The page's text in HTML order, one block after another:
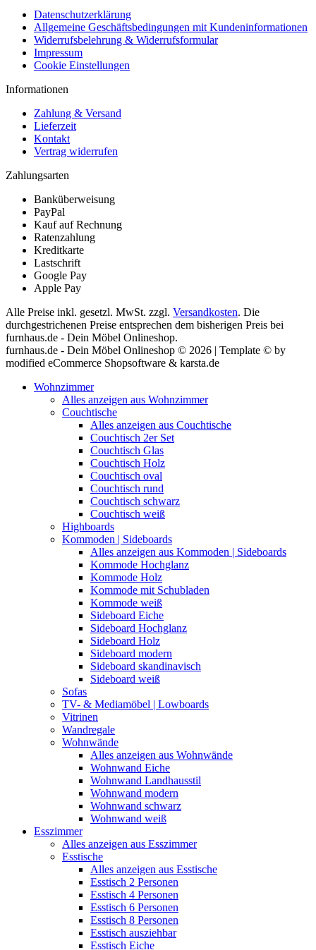
Datenschutzerklärung
Allgemeine Geschäftsbedingungen mit Kundeninformationen
Widerrufsbelehrung & Widerrufsformular
Impressum
Cookie Einstellungen
Informationen
Zahlung & Versand
Lieferzeit
Kontakt
Vertrag widerrufen
Zahlungsarten
Banküberweisung
PayPal
Kauf auf Rechnung
Ratenzahlung
Kreditkarte
Lastschrift
Google Pay
Apple Pay
Alle Preise inkl. gesetzl. MwSt. zzgl. Versandkosten. Die
durchgestrichenen Preise entsprechen dem bisherigen Preis bei
furnhaus.de - Dein Möbel Onlineshop.
furnhaus.de - Dein Möbel Onlineshop © 2026 | Template © by
modified eCommerce Shopsoftware & karsta.de
Wohnzimmer
Alles anzeigen aus Wohnzimmer
Couchtische
Alles anzeigen aus Couchtische
Couchtisch 2er Set
Couchtisch Glas
Couchtisch Holz
Couchtisch oval
Couchtisch rund
Couchtisch schwarz
Couchtisch weiß
Highboards
Kommoden | Sideboards
Alles anzeigen aus Kommoden | Sideboards
Kommode Hochglanz
Kommode Holz
Kommode mit Schubladen
Kommode weiß
Sideboard Eiche
Sideboard Hochglanz
Sideboard Holz
Sideboard modern
Sideboard skandinavisch
Sideboard weiß
Sofas
TV- & Mediamöbel | Lowboards
Vitrinen
Wandregale
Wohnwände
Alles anzeigen aus Wohnwände
Wohnwand Eiche
Wohnwand Landhausstil
Wohnwand modern
Wohnwand schwarz
Wohnwand weiß
Esszimmer
Alles anzeigen aus Esszimmer
Esstische
Alles anzeigen aus Esstische
Esstisch 2 Personen
Esstisch 4 Personen
Esstisch 6 Personen
Esstisch 8 Personen
Esstisch ausziehbar
Esstisch Eiche